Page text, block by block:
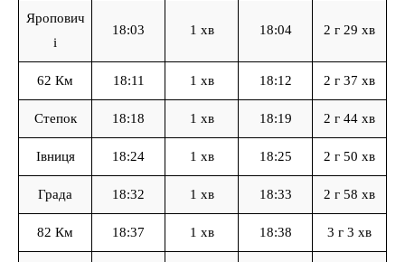
Яропович
і
18:03 1 хв 18:04 2 г 29 хв
62 Км 18:11 1 хв 18:12 2 г 37 хв
Степок 18:18 1 хв 18:19 2 г 44 хв
Івниця 18:24 1 хв 18:25 2 г 50 хв
Града 18:32 1 хв 18:33 2 г 58 хв
82 Км 18:37 1 хв 18:38 3 г 3 хв